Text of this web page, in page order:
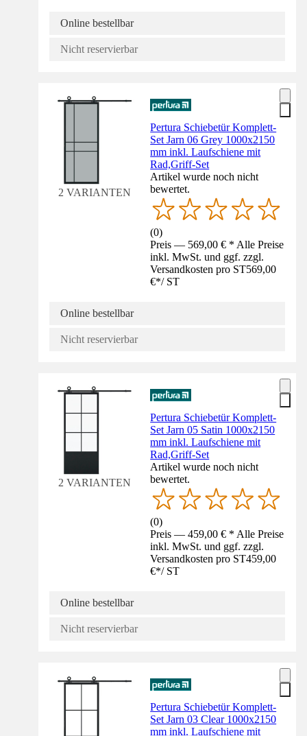
Online bestellbar
Nicht reservierbar
2 VARIANTEN
Pertura Schiebetür Komplett-
Set Jarn 06 Grey 1000x2150
mm inkl. Laufschiene mit
Rad,Griff-Set
Artikel wurde noch nicht
bewertet.
(0)
Preis — 569,00 € * Alle Preise
inkl. MwSt. und ggf. zzgl.
Versandkosten pro ST569,00
€*/ ST
Online bestellbar
Nicht reservierbar
2 VARIANTEN
Pertura Schiebetür Komplett-
Set Jarn 05 Satin 1000x2150
mm inkl. Laufschiene mit
Rad,Griff-Set
Artikel wurde noch nicht
bewertet.
(0)
Preis — 459,00 € * Alle Preise
inkl. MwSt. und ggf. zzgl.
Versandkosten pro ST459,00
€*/ ST
Online bestellbar
Nicht reservierbar
Pertura Schiebetür Komplett-
Set Jarn 03 Clear 1000x2150
mm inkl. Laufschiene mit